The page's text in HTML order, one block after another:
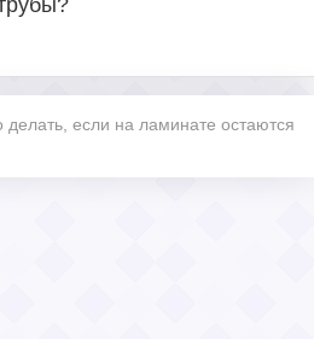
делать, если на ламинате остаются